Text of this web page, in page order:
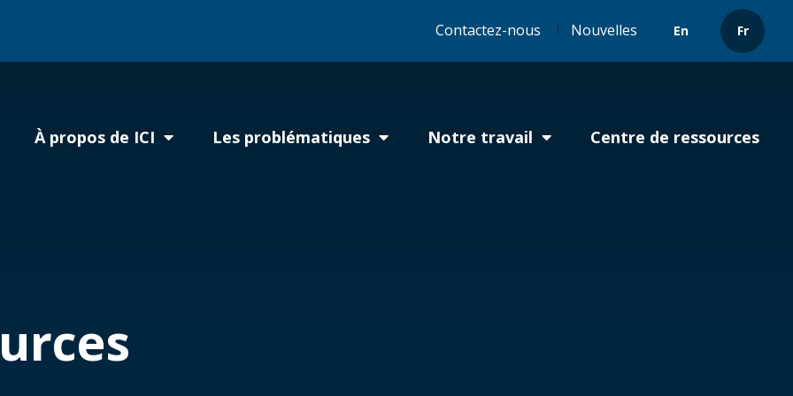
Header
menu
Contactez-nous Nouvelles En Fr
À propos de ICI Les problématiques Notre travail Centre de ressources